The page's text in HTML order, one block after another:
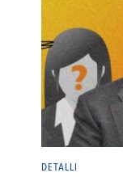
DETALLI